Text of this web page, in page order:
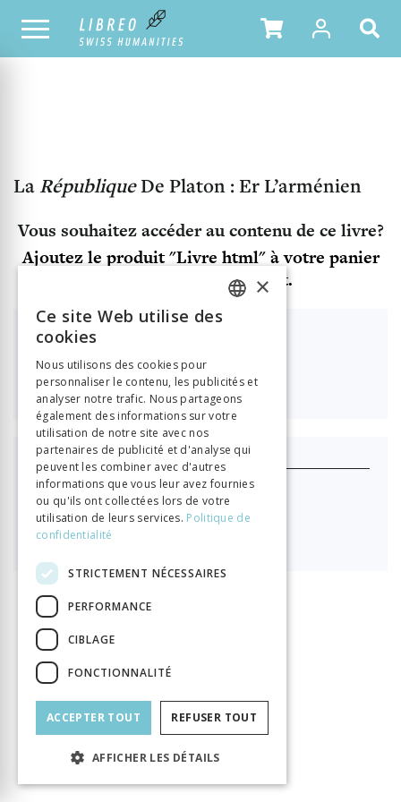
NOTRE CATALOGUE TABLE DES MATIÈRES
La RépubliqueDe Platon : Er L’arménien
Vous souhaitez accéder au contenu de ce livre?
Ajoutez le produit "Livre html" à votre panier
et finalisez votre achat.
Déjà client ?
Connexion
J'achète ce produit
Format HTML (lecture en ligne)
40.40
INFORMATION
Auteur
Éditeur
Librairie Droz
Français
Collection
Bibliothèque des Lumières
Nombre de pages
152
Parution
1 janv. 2014
ITALIAN
×
Ce site Web utilise des
cookies
Nous utilisons des cookies pour
personnaliser le contenu, les publicités et
analyser notre trafic. Nous partageons
également des informations sur votre
utilisation de notre site avec nos
partenaires de publicité et d'analyse qui
peuvent les combiner avec d'autres
informations que vous leur avez fournies
ou qu'ils ont collectées lors de votre
utilisation de leurs services. Politique de
confidentialité
STRICTEMENT NÉCESSAIRES
PERFORMANCE
CIBLAGE
FONCTIONNALITÉ
ACCEPTER TOUT REFUSER TOUT
AFFICHER LES DÉTAILS